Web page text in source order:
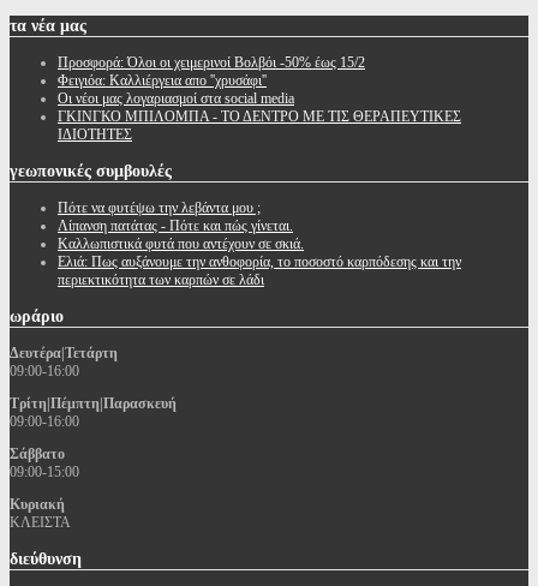
τα νέα μας
Προσφορά: Όλοι οι χειμερινοί Βολβόι -50% έως 15/2
Φειγιόα: Καλλιέργεια απο ''χρυσάφι''
Oι νέοι μας λογαριασμοί στα social media
ΓΚΙΝΓΚΟ ΜΠΙΛΟΜΠΑ - ΤΟ ΔΕΝΤΡΟ ΜΕ ΤΙΣ ΘΕΡΑΠΕΥΤΙΚΕΣ
ΙΔΙΟΤΗΤΕΣ
γεωπονικές συμβουλές
Πότε να φυτέψω την λεβάντα μου ;
Λίπανση πατάτας - Πότε και πώς γίνεται.
Καλλωπιστικά φυτά που αντέχουν σε σκιά.
Ελιά: Πως αυξάνουμε την ανθοφορία, το ποσοστό καρπόδεσης και την
περιεκτικότητα των καρπών σε λάδι
ωράριο
Δευτέρα|Τετάρτη
09:00-16:00
Τρίτη|Πέμπτη|Παρασκευή
09:00-16:00
Σάββατο
09:00-15:00
Κυριακή
ΚΛΕΙΣΤΑ
διεύθυνση